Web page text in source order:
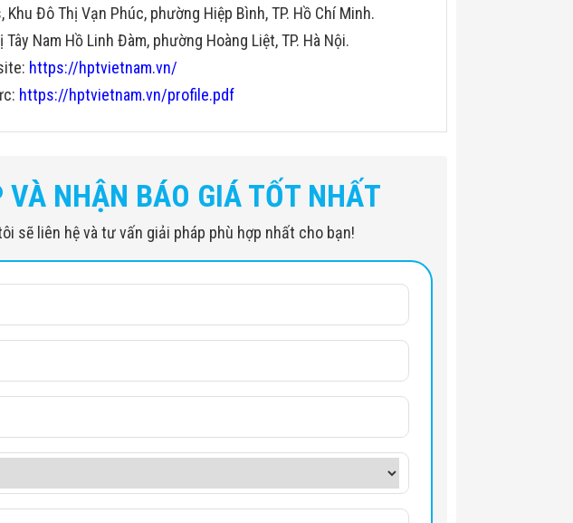
Đô Thị Vạn Phúc, phường Hiệp Bình, TP. Hồ Chí Minh.
Nam Hồ Linh Đàm, phường Hoàng Liệt, TP. Hà Nội.
https://hptvietnam.vn/
https://hptvietnam.vn/profile.pdf
NHẬN BÁO GIÁ TỐT NHẤT
sẽ liên hệ và tư vấn giải pháp phù hợp nhất cho bạn!